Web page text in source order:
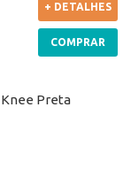
+ DETALHES
COMPRAR
Preta